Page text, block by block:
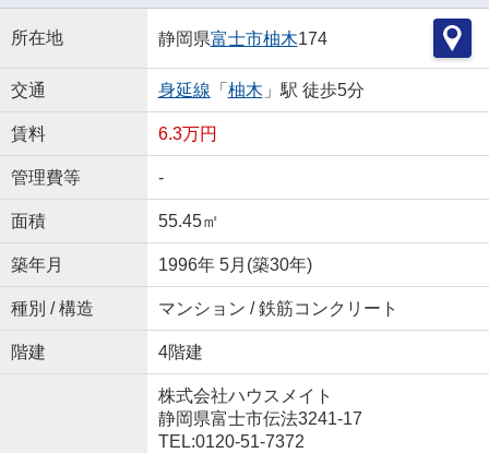
所在地 静岡県富士市柚木174
交通 身延線 「 柚木 」駅 徒歩5分
賃料 6.3万円
管理費等 -
面積 55.45㎡
築年月 1996年 5月(築30年)
種別 / 構造 マンション / 鉄筋コンクリート
階建 4階建
株式会社ハウスメイト
静岡県富士市伝法3241-17
TEL:0120-51-7372